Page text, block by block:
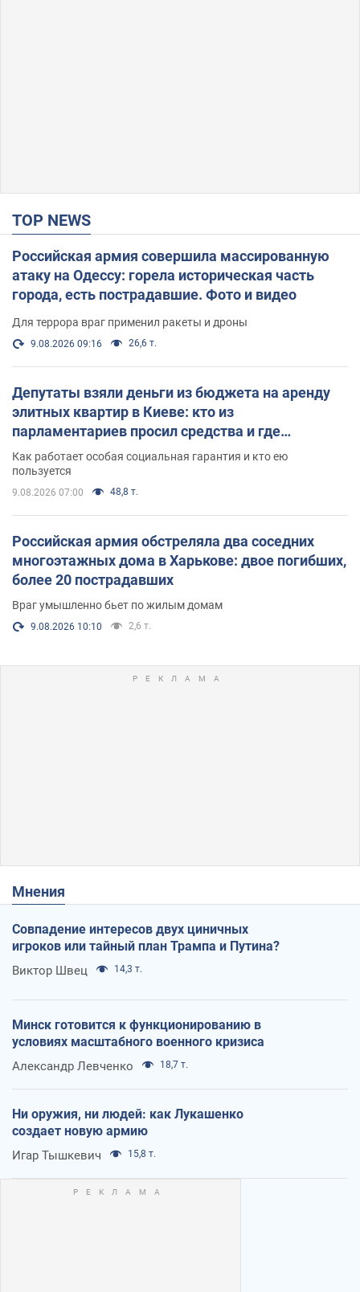
TOP NEWS
Российская армия совершила массированную
атаку на Одессу: горела историческая часть
города, есть пострадавшие. Фото и видео
Для террора враг применил ракеты и дроны
9.08.2026 09:16 26,6 т.
Депутаты взяли деньги из бюджета на аренду
элитных квартир в Киеве: кто из
парламентариев просил средства и где
поселился
Как работает особая социальная гарантия и кто ею
пользуется
9.08.2026 07:00 48,8 т.
Российская армия обстреляла два соседних
многоэтажных дома в Харькове: двое погибших,
более 20 пострадавших
Враг умышленно бьет по жилым домам
9.08.2026 10:10 2,6 т.
Мнения
Совпадение интересов двух циничных
игроков или тайный план Трампа и Путина?
Виктор Швец 14,3 т.
Минск готовится к функционированию в
условиях масштабного военного кризиса
Александр Левченко 18,7 т.
Ни оружия, ни людей: как Лукашенко
создает новую армию
Игар Тышкевич 15,8 т.